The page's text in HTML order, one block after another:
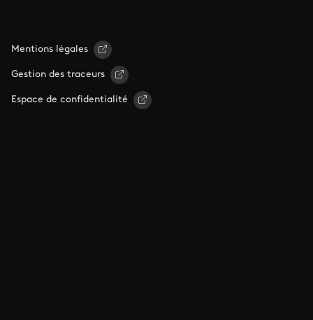
Mentions légales
Gestion des traceurs
Espace de confidentialité